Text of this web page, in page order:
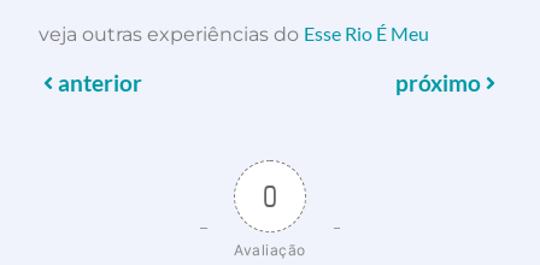
veja outras experiências do Esse Rio É Meu
anterior próximo
0
Avaliação